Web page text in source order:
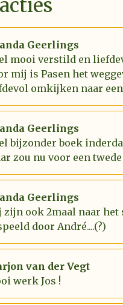
Geerlings
mooi verstild en
mij is Pasen het
omkijken naar
Geerlings
bijzonder boek
zou nu voor een
Geerlings
zijn ook 2maal naar het
door André....(?)
van der Vegt
werk Jos !